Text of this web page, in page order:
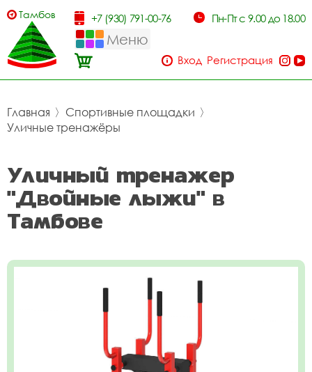
Тамбов +7 (930) 791-00-76 Пн-Пт с 9.00 до 18.00
Меню
Вход Регистрация
Главная 〉 Спортивные площадки 〉
Уличные тренажёры
Уличный тренажер
"Двойные лыжи" в
Тамбове